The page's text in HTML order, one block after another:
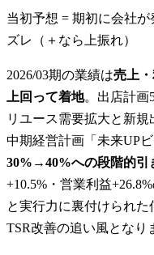
当初予想 = 期初に会社
ズレ（＋なら上振れ）
2026/03期の業績は売上
上回って着地。出店計画
リユース需要拡大と新規
中期経営計画「未来UP
30%→40%への段階的引
+10.5%・営業利益
と実行力に裏付けられた
TSR改善の追い風となり